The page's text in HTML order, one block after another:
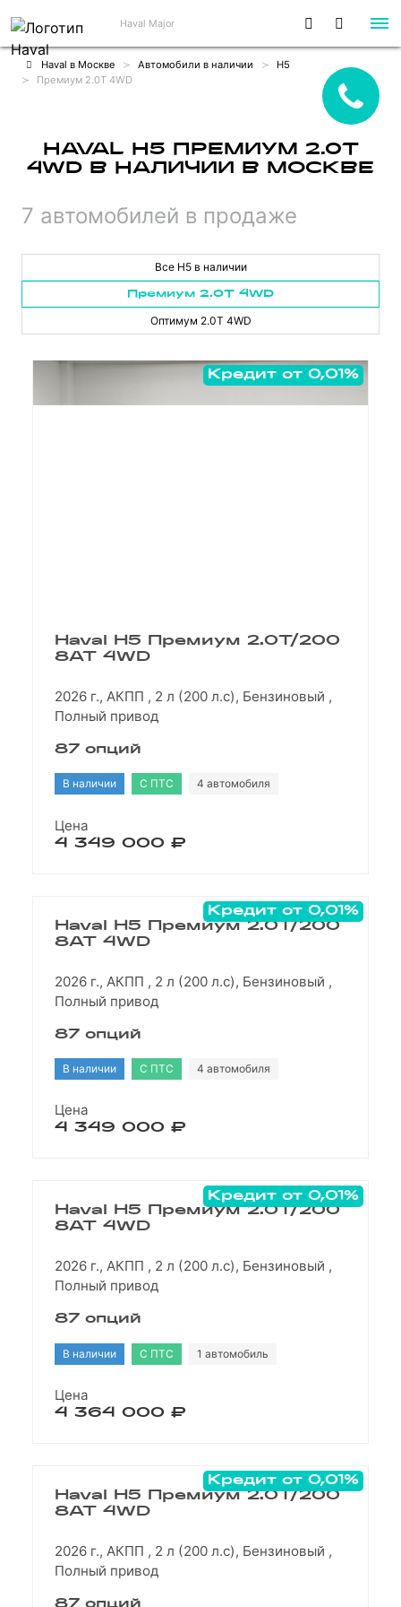
Haval Major
Haval в Москве Автомобили в наличии
H5
Премиум 2.0T 4WD
HAVAL H5 ПРЕМИУМ 2.0T
4WD В НАЛИЧИИ В МОСКВЕ
7 автомобилей в продаже
Все H5 в наличии
Премиум 2.0T 4WD
Оптимум 2.0T 4WD
Кредит от 0,01%
Haval H5 Премиум 2.0T/200
8AT 4WD
2026 г., АКПП , 2 л (200 л.с), Бензиновый ,
Полный привод
87 опций
В наличии С ПТС 4 автомобиля
Цена
4 349 000 ₽
Кредит от 0,01%
Haval H5 Премиум 2.0T/200
8AT 4WD
2026 г., АКПП , 2 л (200 л.с), Бензиновый ,
Полный привод
87 опций
В наличии С ПТС 4 автомобиля
Цена
4 349 000 ₽
Кредит от 0,01%
Haval H5 Премиум 2.0T/200
8AT 4WD
2026 г., АКПП , 2 л (200 л.с), Бензиновый ,
Полный привод
87 опций
В наличии С ПТС 1 автомобиль
Цена
4 364 000 ₽
Кредит от 0,01%
Haval H5 Премиум 2.0T/200
8AT 4WD
2026 г., АКПП , 2 л (200 л.с), Бензиновый ,
Полный привод
87 опций